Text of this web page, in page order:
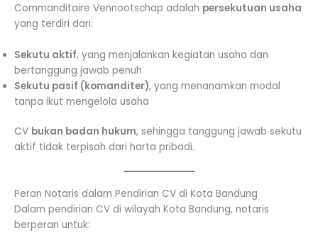
Commanditaire Vennootschap adalah persekutuan usaha
yang terdiri dari:
Sekutu aktif, yang menjalankan kegiatan usaha dan
bertanggung jawab penuh
Sekutu pasif (komanditer), yang menanamkan modal
tanpa ikut mengelola usaha
CV bukan badan hukum, sehingga tanggung jawab sekutu
aktif tidak terpisah dari harta pribadi.
Peran Notaris dalam Pendirian CV di Kota Bandung
Dalam pendirian CV di wilayah Kota Bandung, notaris
berperan untuk: